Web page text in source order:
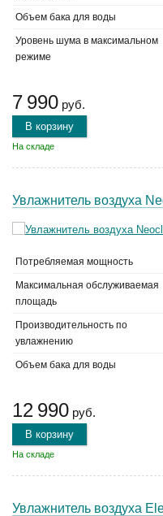
Объем бака для воды
Уровень шума в максимальном
режиме
7 990 руб.
В корзину
На складе
Увлажнитель воздуха
Потребляемая мощность
Максимальная обслуживаемая
площадь
Производительность по
увлажнению
Объем бака для воды
12 990 руб.
В корзину
На складе
Увлажнитель воздуха